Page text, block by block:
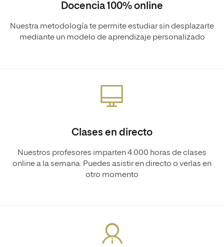
Docencia 100% online
Nuestra metodología te permite estudiar sin desplazarte
mediante un modelo de aprendizaje personalizado
Clases en directo
Nuestros profesores imparten 4.000 horas de clases
online a la semana. Puedes asistir en directo o verlas en
otro momento